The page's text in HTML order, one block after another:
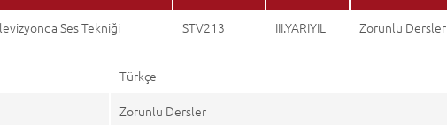
Ses Tekniği STV213 III.YARIYIL Zorunlu Dersler
Türkçe
Zorunlu Dersler